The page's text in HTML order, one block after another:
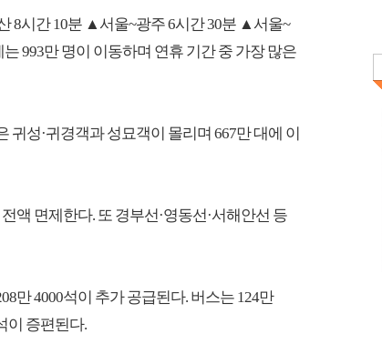
8시간 10분 ▲서울~광주 6시간 30분 ▲서울~
993만 명이 이동하며 연휴 기간 중 가장 많은
귀성·귀경객과 성묘객이 몰리며 667만 대에 이
액 면제한다. 또 경부선·영동선·서해안선 등
만 4000석이 추가 공급된다. 버스는 124만
이 증편된다.